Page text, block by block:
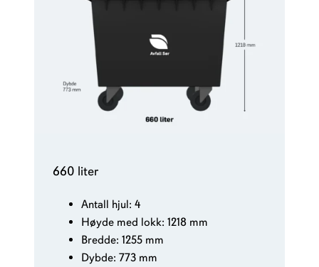
660 liter
Antall hjul: 4
Høyde med lokk: 1218 mm
Bredde: 1255 mm
Dybde: 773 mm